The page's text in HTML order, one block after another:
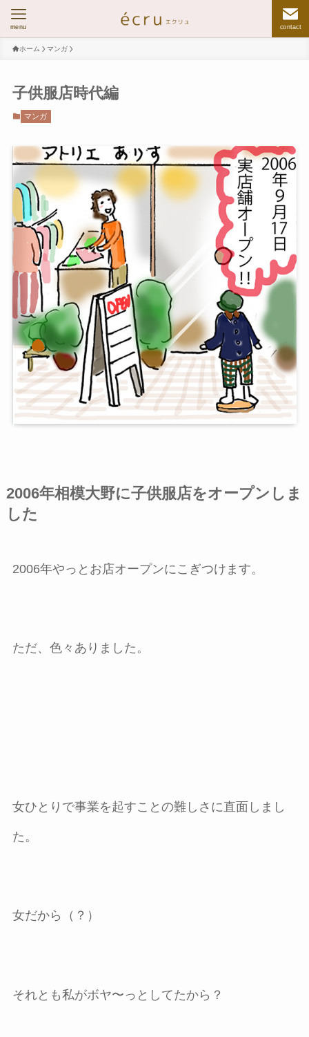
contact
menu
ホーム マンガ
子供服店時代編
マンガ
2006年相模大野に子供服店をオープンしま
した
2006年やっとお店オープンにこぎつけます。
ただ、色々ありました。
女ひとりで事業を起すことの難しさに直面しまし
た。
女だから（？）
それとも私がボヤ〜っとしてたから？